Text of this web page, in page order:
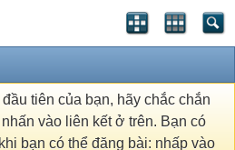
tiên của bạn, hãy chắc chắn
vào liên kết ở trên. Bạn có
bạn có thể đăng bài: nhấp vào